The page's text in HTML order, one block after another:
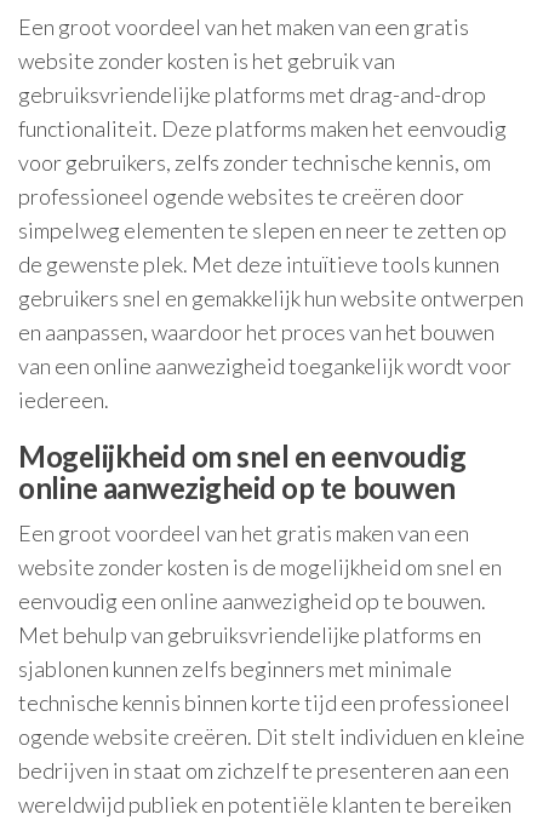
Een groot voordeel van het maken van een gratis
website zonder kosten is het gebruik van
gebruiksvriendelijke platforms met drag-and-drop
functionaliteit. Deze platforms maken het eenvoudig
voor gebruikers, zelfs zonder technische kennis, om
professioneel ogende websites te creëren door
simpelweg elementen te slepen en neer te zetten op
de gewenste plek. Met deze intuïtieve tools kunnen
gebruikers snel en gemakkelijk hun website ontwerpen
en aanpassen, waardoor het proces van het bouwen
van een online aanwezigheid toegankelijk wordt voor
iedereen.
Mogelijkheid om snel en eenvoudig
online aanwezigheid op te bouwen
Een groot voordeel van het gratis maken van een
website zonder kosten is de mogelijkheid om snel en
eenvoudig een online aanwezigheid op te bouwen.
Met behulp van gebruiksvriendelijke platforms en
sjablonen kunnen zelfs beginners met minimale
technische kennis binnen korte tijd een professioneel
ogende website creëren. Dit stelt individuen en kleine
bedrijven in staat om zichzelf te presenteren aan een
wereldwijd publiek en potentiële klanten te bereiken